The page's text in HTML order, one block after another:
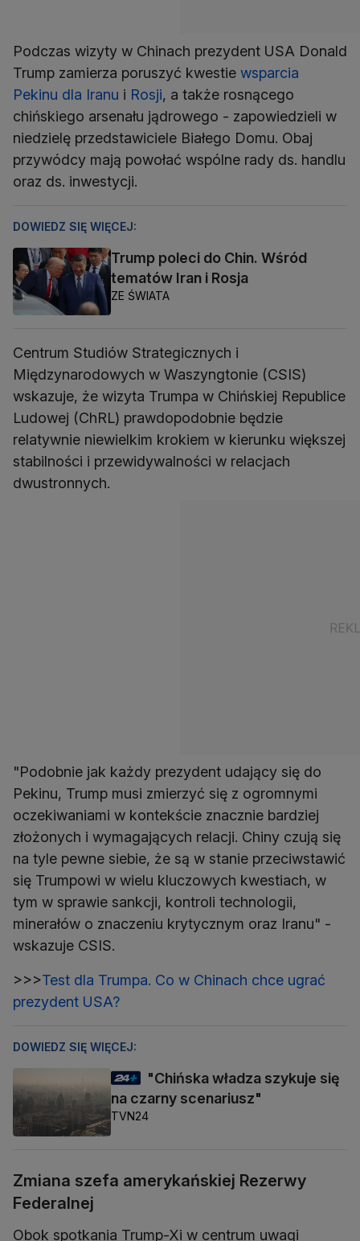
Podczas wizyty w Chinach prezydent USA Donald
Trump zamierza poruszyć kwestie wsparcia
Pekinu dla Iranu i Rosji, a także rosnącego
chińskiego arsenału jądrowego - zapowiedzieli w
niedzielę przedstawiciele Białego Domu. Obaj
przywódcy mają powołać wspólne rady ds. handlu
oraz ds. inwestycji.
DOWIEDZ SIĘ WIĘCEJ:
Trump poleci do Chin. Wśród
tematów Iran i Rosja
ZE ŚWIATA
Centrum Studiów Strategicznych i
Międzynarodowych w Waszyngtonie (CSIS)
wskazuje, że wizyta Trumpa w Chińskiej Republice
Ludowej (ChRL) prawdopodobnie będzie
relatywnie niewielkim krokiem w kierunku większej
stabilności i przewidywalności w relacjach
dwustronnych.
"Podobnie jak każdy prezydent udający się do
Pekinu, Trump musi zmierzyć się z ogromnymi
oczekiwaniami w kontekście znacznie bardziej
złożonych i wymagających relacji. Chiny czują się
na tyle pewne siebie, że są w stanie przeciwstawić
się Trumpowi w wielu kluczowych kwestiach, w
tym w sprawie sankcji, kontroli technologii,
minerałów o znaczeniu krytycznym oraz Iranu" -
wskazuje CSIS.
>>>Test dla Trumpa. Co w Chinach chce ugrać
prezydent USA?
DOWIEDZ SIĘ WIĘCEJ:
"Chińska władza szykuje się
na czarny scenariusz"
TVN24
Zmiana szefa amerykańskiej Rezerwy
Federalnej
Obok spotkania Trump-Xi w centrum uwagi